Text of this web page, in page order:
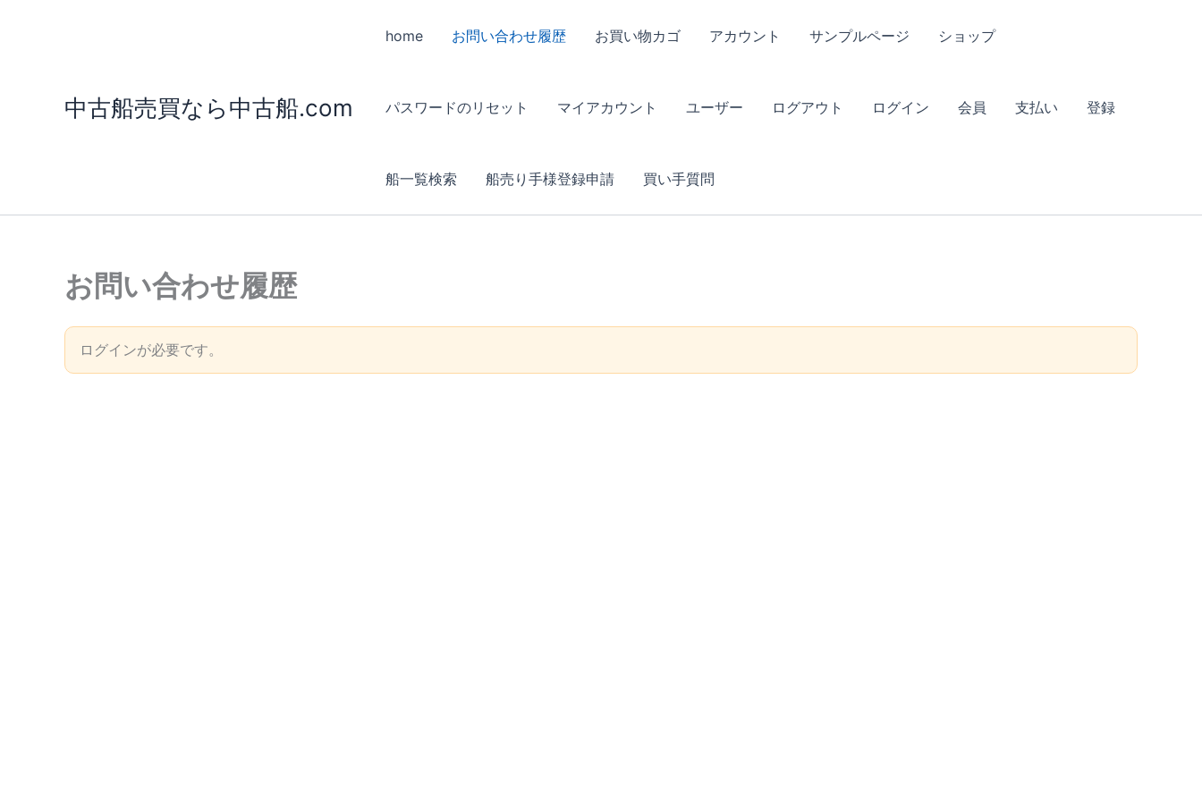
中古船売買なら中古船.com
home お問い合わせ履歴 お買い物カゴ アカウント サンプルページ ショップ
パスワードのリセット マイアカウント ユーザー ログアウト ログイン 会員 支払い 登録
船一覧検索 船売り手様登録申請 買い手質問
お問い合わせ履歴
ログインが必要です。